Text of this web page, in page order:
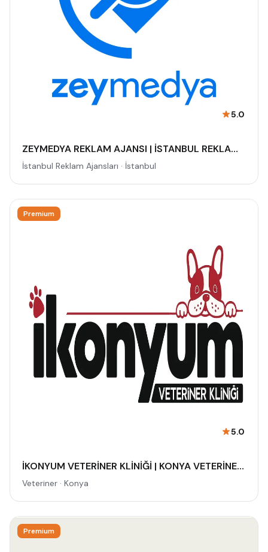
5.0
ZEYMEDYA REKLAM AJANSI | İSTANBUL REKLAM VE SEO AJANSI, DİJİTAL PAZARLAMA AJANSI, SOSYAL MEDYA AJANSI, 360 REKLAM
İstanbul Reklam Ajansları · İstanbul
Premium
5.0
İKONYUM VETERİNER KLİNİĞİ | KONYA VETERİNER-MERAM VETERİNER-SELÇUKLU VETERİNER-KARATAY | ACİL-7/24 NÖBETÇİ VETERİNER KLİNİĞİ
Veteriner · Konya
Premium